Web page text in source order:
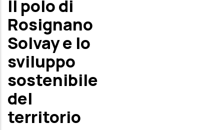
Il polo di
Rosignano
Solvay e lo
sviluppo
sostenibile
del
territorio